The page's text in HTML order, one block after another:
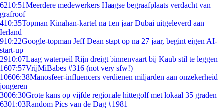
6210:51Meerdere medewerkers Haagse begraafplaats verdacht van
grafroof
410:35Topman Kinahan-kartel na tien jaar Dubai uitgeleverd aan
Ierland
910:22Google-topman Jeff Dean stapt op na 27 jaar, begint eigen AI-
start-up
2910:07Laag waterpeil Rijn dreigt binnenvaart bij Kaub stil te leggen
1607:57VrijMiBabes #316 (not very sfw!)
10606:38Manosfeer-influencers verdienen miljarden aan onzekerheid
jongeren
3006:30Grote kans op vijfde regionale hittegolf met lokaal 35 graden
6301:03Random Pics van de Dag #1981